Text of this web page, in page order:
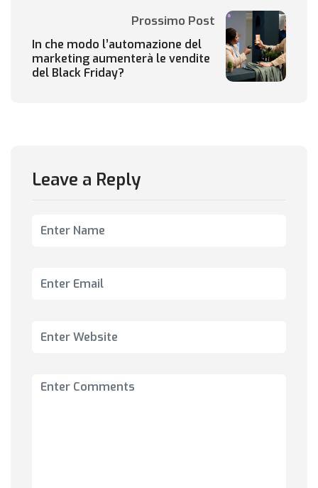
Prossimo Post
In che modo l’automazione del
marketing aumenterà le vendite
del Black Friday?
Leave a Reply